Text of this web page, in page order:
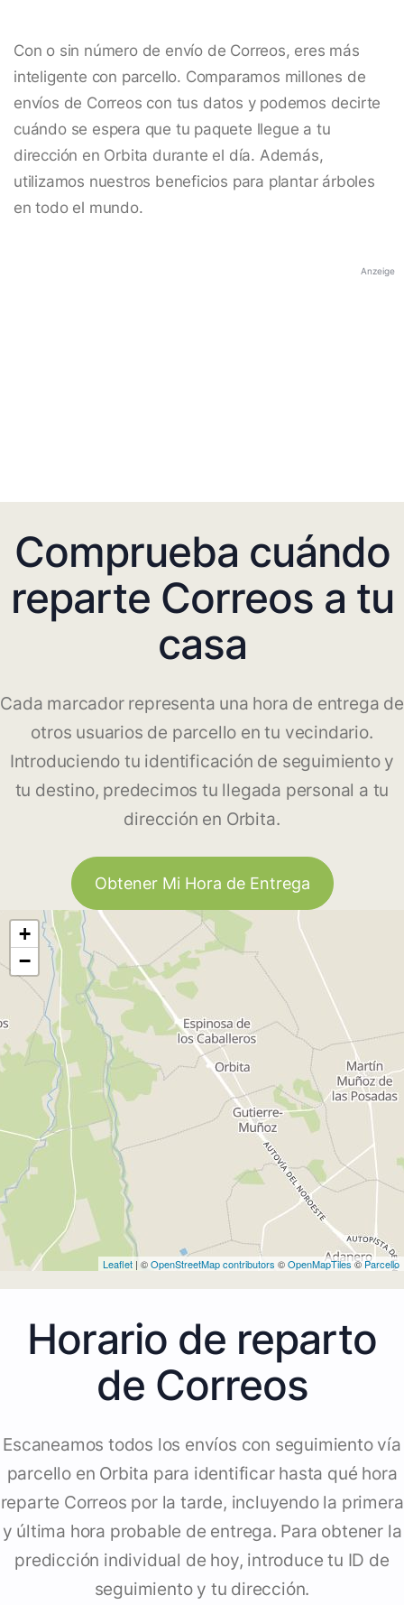
Con o sin número de envío de Correos, eres más
inteligente con parcello. Comparamos millones de
envíos de Correos con tus datos y podemos decirte
cuándo se espera que tu paquete llegue a tu
dirección en Orbita durante el día. Además,
utilizamos nuestros beneficios para plantar árboles
en todo el mundo.
Anzeige
Comprueba cuándo
reparte Correos a tu
casa
Cada marcador representa una hora de entrega de
otros usuarios de parcello en tu vecindario.
Introduciendo tu identificación de seguimiento y
tu destino, predecimos tu llegada personal a tu
dirección en Orbita.
Obtener Mi Hora de Entrega
+
−
Leaflet | ©OpenStreetMap contributors ©OpenMapTiles©Parcello
Horario de reparto
de Correos
Escaneamos todos los envíos con seguimiento vía
parcello en Orbita para identificar hasta qué hora
reparte Correos por la tarde, incluyendo la primera
y última hora probable de entrega. Para obtener la
predicción individual de hoy, introduce tu ID de
seguimiento y tu dirección.